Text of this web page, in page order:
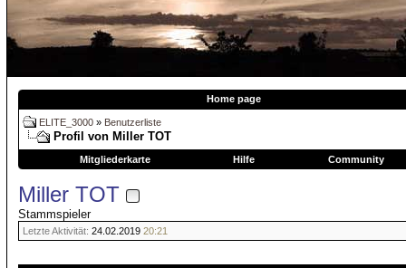
Home page
ELITE_3000 » Benutzerliste
Profil von Miller TOT
Mitgliederkarte Hilfe Community
Miller TOT
Stammspieler
Letzte Aktivität: 24.02.2019 20:21